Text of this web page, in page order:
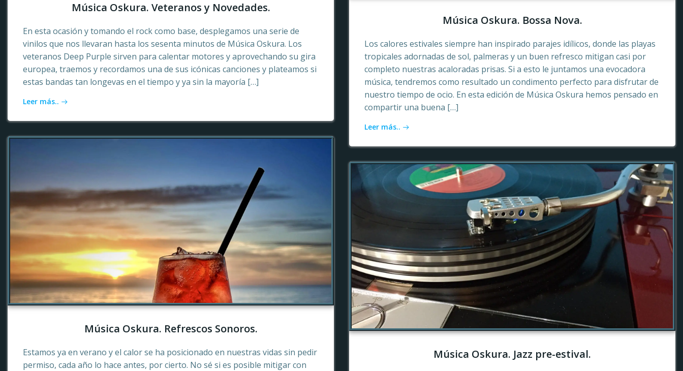
Música Oskura. Veteranos y Novedades.
En esta ocasión y tomando el rock como base, desplegamos una serie de
vinilos que nos llevaran hasta los sesenta minutos de Música Oskura. Los
veteranos Deep Purple sirven para calentar motores y aprovechando su gira
europea, traemos y recordamos una de sus icónicas canciones y plateamos si
estas bandas tan longevas en el tiempo y ya sin la mayoría […]
Leer más..
Música Oskura. Bossa Nova.
Los calores estivales siempre han inspirado parajes idílicos, donde las playas
tropicales adornadas de sol, palmeras y un buen refresco mitigan casi por
completo nuestras acaloradas prisas. Si a esto le juntamos una evocadora
música, tendremos como resultado un condimento perfecto para disfrutar de
nuestro tiempo de ocio. En esta edición de Música Oskura hemos pensado en
compartir una buena […]
Leer más..
Música Oskura. Refrescos Sonoros.
Estamos ya en verano y el calor se ha posicionado en nuestras vidas sin pedir
permiso, cada año lo hace antes, por cierto. No sé si es posible mitigar con
Música Oskura. Jazz pre-estival.